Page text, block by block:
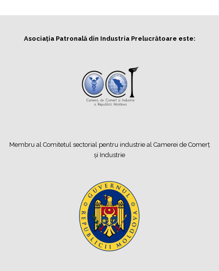
Asociația Patronală din Industria Prelucrătoare este:
Membru al Comitetul sectorial pentru industrie al Camerei de Comerț
și Industrie